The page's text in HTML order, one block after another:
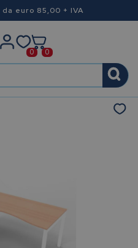
euro 85,00 + IVA
0 0